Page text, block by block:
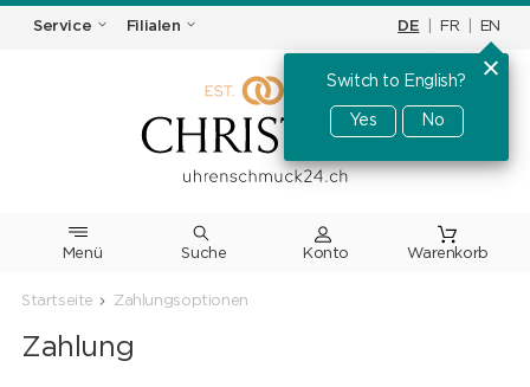
Service Filialen DE FR EN
Switch to English?
Yes No
Menü Suche Warenkorb
Startseite Zahlungsoptionen
Zahlung